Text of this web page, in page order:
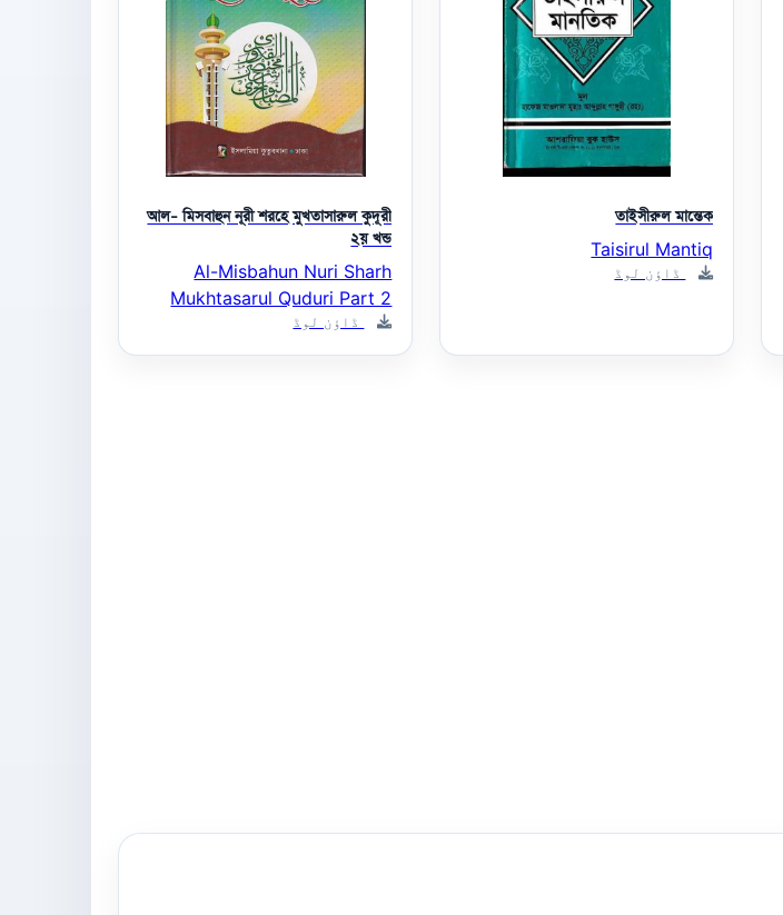
তাইসীরুল মান্তেক
Taisirul Mantiq
ڈاؤن لوڈ
আল- মিসবাহুন নূরী শরহে মুখতাসারুল কুদূরী
২য় খন্ড
Al-Misbahun Nuri Sharh
Mukhtasarul Quduri Part 2
ڈاؤن لوڈ